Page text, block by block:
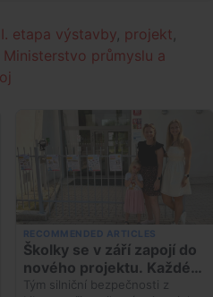
II. etapa výstavby projekt
Ministerstvo průmyslu a